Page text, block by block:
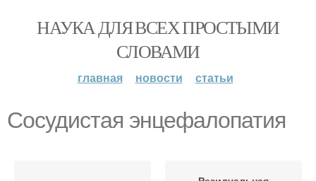
НАУКА ДЛЯ ВСЕХ ПРОСТЫМИ
СЛОВАМИ
главная новости статьи
Сосудистая энцефалопатия